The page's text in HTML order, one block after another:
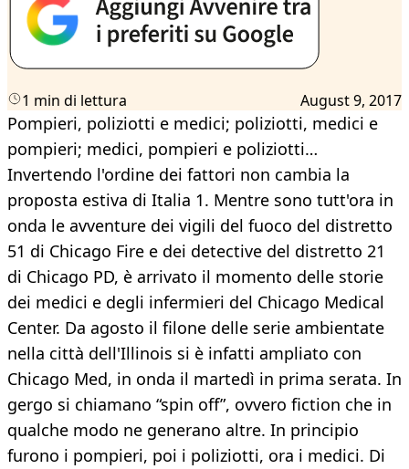
1 min di lettura August 9, 2017
Pompieri, poliziotti e medici; poliziotti, medici e
pompieri; medici, pompieri e poliziotti…
Invertendo l'ordine dei fattori non cambia la
proposta estiva di Italia 1. Mentre sono tutt'ora in
onda le avventure dei vigili del fuoco del distretto
51 di Chicago Fire e dei detective del distretto 21
di Chicago PD, è arrivato il momento delle storie
dei medici e degli infermieri del Chicago Medical
Center. Da agosto il filone delle serie ambientate
nella città dell'Illinois si è infatti ampliato con
Chicago Med, in onda il martedì in prima serata. In
gergo si chiamano “spin off”, ovvero fiction che in
qualche modo ne generano altre. In principio
furono i pompieri, poi i poliziotti, ora i medici. Di